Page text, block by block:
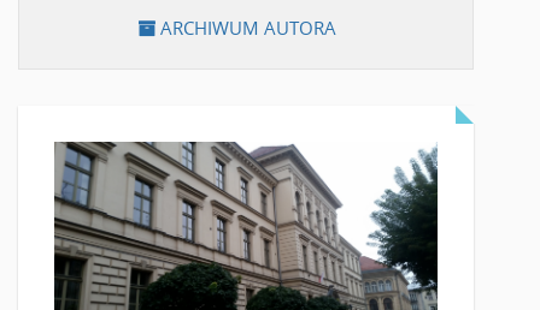
ARCHIWUM AUTORA
CZYTAJ WIĘCEJ